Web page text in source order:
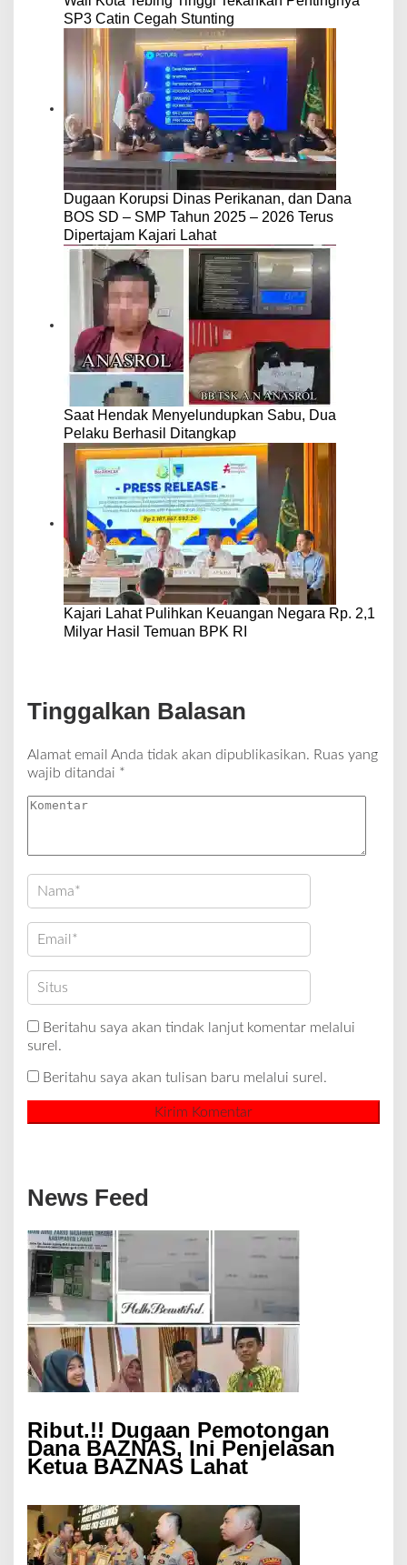
SP3 Catin Cegah Stunting
Dugaan Korupsi Dinas Perikanan, dan Dana
BOS SD – SMP Tahun 2025 – 2026 Terus
Dipertajam Kajari Lahat
Saat Hendak Menyelundupkan Sabu, Dua
Pelaku Berhasil Ditangkap
Kajari Lahat Pulihkan Keuangan Negara Rp. 2,1
Milyar Hasil Temuan BPK RI
Tinggalkan Balasan
Alamat email Anda tidak akan dipublikasikan. Ruas yang
wajib ditandai *
Beritahu saya akan tindak lanjut komentar melalui
surel.
Beritahu saya akan tulisan baru melalui surel.
News Feed
Ribut.!! Dugaan Pemotongan
Dana BAZNAS, Ini Penjelasan
Ketua BAZNAS Lahat